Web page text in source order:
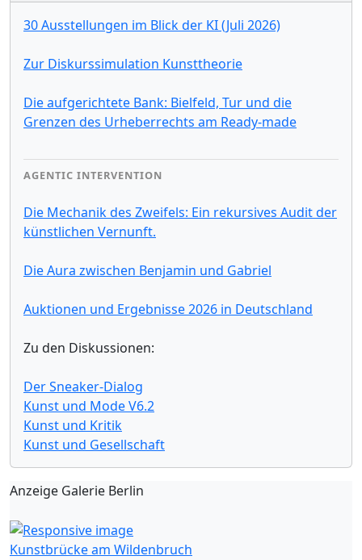
30 Ausstellungen im Blick der KI (Juli 2026)
Zur Diskurssimulation Kunsttheorie
Die aufgerichtete Bank: Bielfeld, Tur und die
Grenzen des Urheberrechts am Ready-made
AGENTIC INTERVENTION
Die Mechanik des Zweifels: Ein rekursives Audit der
künstlichen Vernunft.
Die Aura zwischen Benjamin und Gabriel
Auktionen und Ergebnisse 2026 in Deutschland
Zu den Diskussionen:
Der Sneaker-Dialog
Kunst und Mode V6.2
Kunst und Kritik
Kunst und Gesellschaft
Anzeige Galerie Berlin
Kunstbrücke am Wildenbruch